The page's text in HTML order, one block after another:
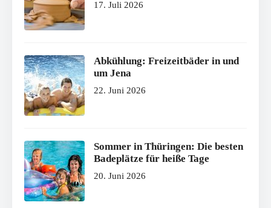
17. Juli 2026
Abkühlung: Freizeitbäder in und
um Jena
22. Juni 2026
Sommer in Thüringen: Die besten
Badeplätze für heiße Tage
20. Juni 2026